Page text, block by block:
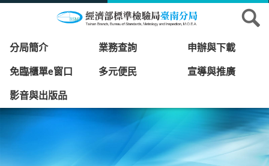
分局簡介 業務查詢 申辦與下載
免臨櫃單e窗口 多元便民 宣導與推廣
影音與出版品